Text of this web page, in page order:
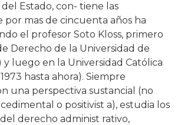
Estado, con- tiene las
por mas de cincuenta años ha
el profesor Soto Kloss, primero
Derecho de la Universidad de
y luego en la Universidad Católica
hasta ahora). Siempre
una perspectiva sustancial (no
o positivist a), estudia los
derecho administ rativo,